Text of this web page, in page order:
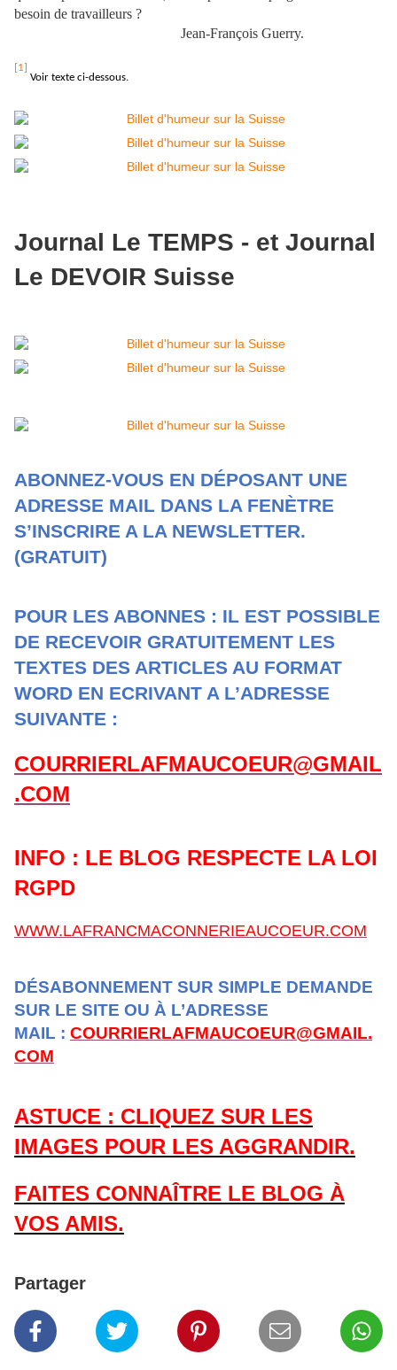
besoin de travailleurs ?
Jean-François Guerry.
[1]
Voir texte ci-dessous.
Journal Le TEMPS - et Journal
Le DEVOIR Suisse
ABONNEZ-VOUS EN DÉPOSANT UNE
ADRESSE MAIL DANS LA FENÈTRE
S’INSCRIRE A LA NEWSLETTER.
(GRATUIT)
POUR LES ABONNES : IL EST POSSIBLE
DE RECEVOIR GRATUITEMENT LES
TEXTES DES ARTICLES AU FORMAT
WORD EN ECRIVANT A L’ADRESSE
SUIVANTE :
COURRIERLAFMAUCOEUR@GMAIL
.COM
INFO : LE BLOG RESPECTE LA LOI
RGPD
WWW.LAFRANCMACONNERIEAUCOEUR.COM
DÉSABONNEMENT SUR SIMPLE DEMANDE
SUR LE SITE OU À L’ADRESSE
MAIL : COURRIERLAFMAUCOEUR@GMAIL.
COM
ASTUCE : CLIQUEZ SUR LES
IMAGES POUR LES AGGRANDIR.
FAITES CONNAÎTRE LE BLOG À
VOS AMIS.
Partager